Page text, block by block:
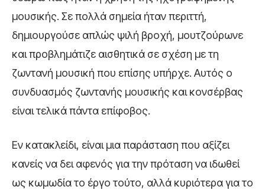
μουσικής. Σε πολλά σημεία ήταν περιττή,
δημιουργούσε απλώς ψιλή βροχή, μουτζούρωνε
και προβλημάτιζε αισθητικά σε σχέση με τη
ζωντανή μουσική που επίσης υπήρχε. Αυτός ο
συνδυασμός ζωντανής μουσικής και κονσέρβας
είναι τελικά πάντα επίφοβος.
Εν κατακλείδι, είναι μια παράσταση που αξίζει
κανείς να δει αφενός για την πρόταση να ιδωθεί
ως κωμωδία το έργο τούτο, αλλά κυριότερα για το